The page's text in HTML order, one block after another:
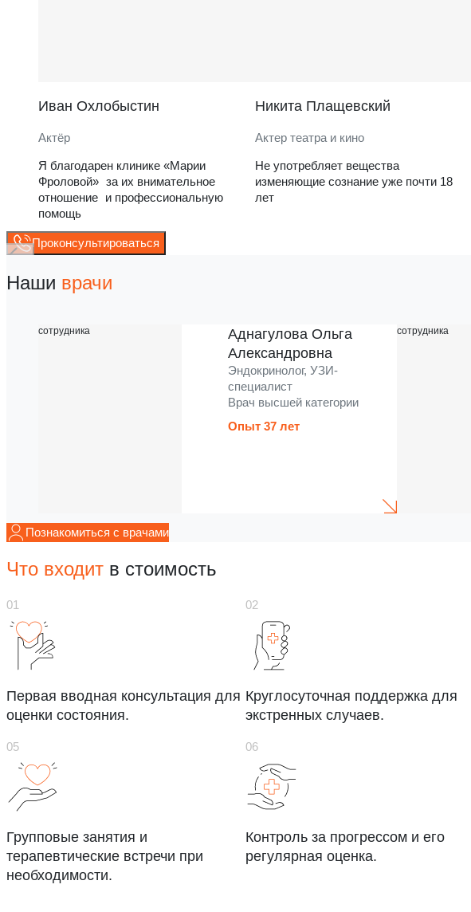
Иван Охлобыстин
Актёр
Я благодарен клинике «Марии
Фроловой» за их внимательное
отношение и профессиональную
помощь
Никита Плащевский
Актер театра и кино
Не употребляет вещества
изменяющие сознание уже почти 18
лет
Проконсультироваться
Наши врачи
Аднагулова Ольга
Александровна
Эндокринолог, УЗИ-
специалист
Врач высшей категории
Опыт 37 лет
Познакомиться с врачами
Что входит в стоимость
Первая вводная консультация для
оценки состояния.
Круглосуточная поддержка для
экстренных случаев.
Групповые занятия и
терапевтические встречи при
необходимости.
Контроль за прогрессом и его
регулярная оценка.